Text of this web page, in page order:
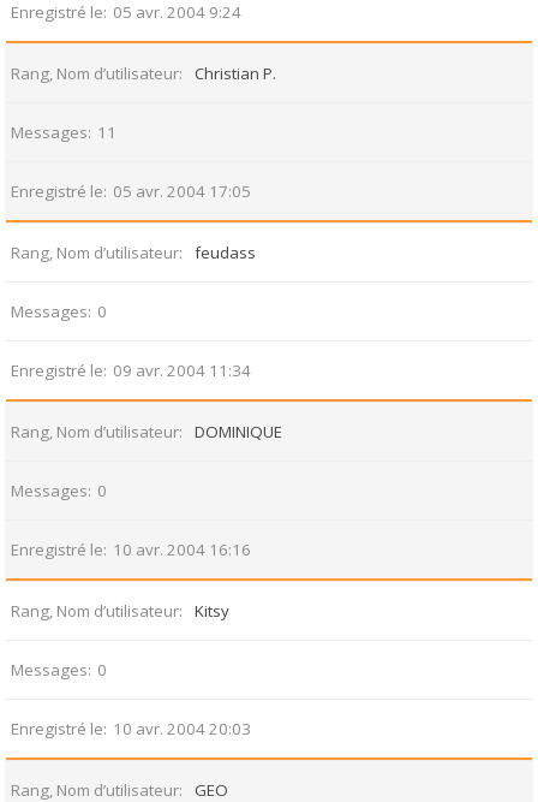
Enregistré le 05 avr. 2004 9:24
Rang, Nom d’utilisateur Christian P.
Messages 11
Enregistré le 05 avr. 2004 17:05
Rang, Nom d’utilisateur feudass
Messages 0
Enregistré le 09 avr. 2004 11:34
Rang, Nom d’utilisateur DOMINIQUE
Messages 0
Enregistré le 10 avr. 2004 16:16
Rang, Nom d’utilisateur Kitsy
Messages 0
Enregistré le 10 avr. 2004 20:03
Rang, Nom d’utilisateur GEO